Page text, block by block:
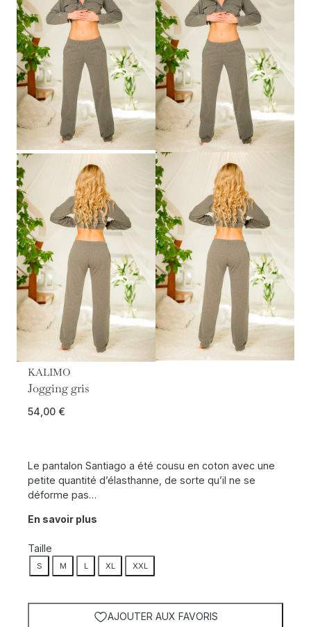
KALIMO
Jogging gris
54,00 €
Le pantalon Santiago a été cousu en coton avec une
petite quantité d’élasthanne, de sorte qu’il ne se
déforme pas…
En savoir plus
Taille
S M L XL XXL
AJOUTER AUX FAVORIS